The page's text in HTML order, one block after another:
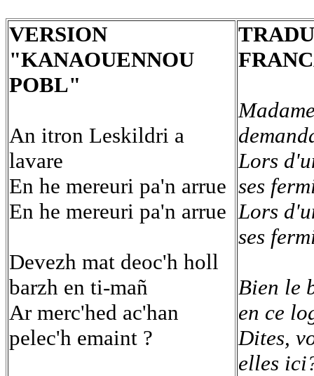
VERSION
"KANAOUENNOU
POBL"
An itron Leskildri a
lavare
En he mereuri pa'n arrue
En he mereuri pa'n arrue
Devezh mat deoc'h holl
barzh en ti-mañ
Ar merc'hed ac'han
pelec'h emaint ?
Lors
ses
Lors
ses
Bien le
en ce
Dites,
elles